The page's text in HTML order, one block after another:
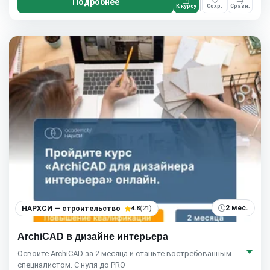
Подробнее К курсу Сохр. Сравн.
НАРХСИ — строительство 4.8(21) 2 мес.
ArchiCAD в дизайне интерьера
Освойте ArchiCAD за 2 месяца и станьте востребованным
специалистом. С нуля до PRO